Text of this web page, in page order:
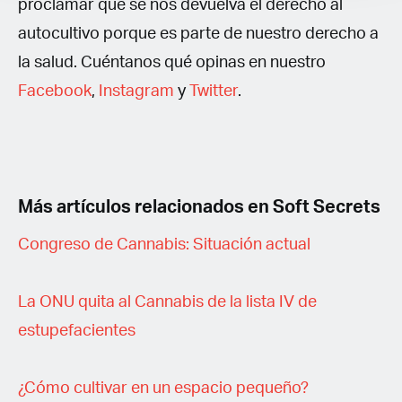
proclamar que se nos devuelva el derecho al
autocultivo porque es parte de nuestro derecho a
la salud. Cuéntanos qué opinas en nuestro
Facebook, Instagram y Twitter.
Más artículos relacionados en Soft Secrets
Congreso de Cannabis: Situación actual
La ONU quita al Cannabis de la lista IV de
estupefacientes
¿Cómo cultivar en un espacio pequeño?